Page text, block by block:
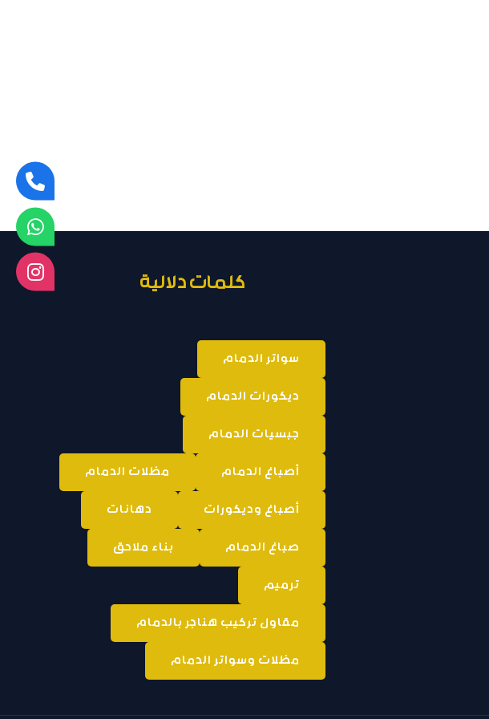
كلمات دلالية
سواتر الدمام
ديكورات الدمام
جبسيات الدمام
أصباغ الدمام
مظلات الدمام
أصباغ وديكورات
دهانات
صباغ الدمام
بناء ملاحق
ترميم
مقاول تركيب هناجر بالدمام
مظلات وسواتر الدمام